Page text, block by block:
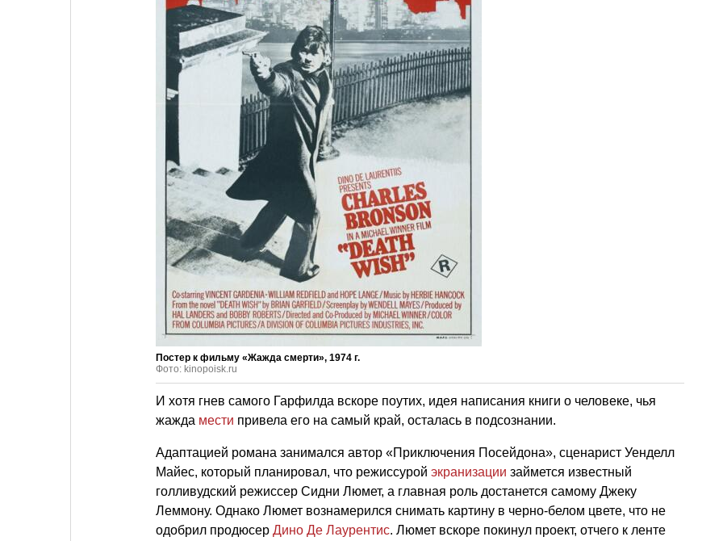
Постер к фильму «Жажда смерти», 1974 г.
Фото: kinopoisk.ru
И хотя гнев самого Гарфилда вскоре поутих, идея написания книги о человеке, чья
жажда мести привела его на самый край, осталась в подсознании.
Адаптацией романа занимался автор «Приключения Посейдона», сценарист Уенделл
Майес, который планировал, что режиссурой экранизации займется известный
голливудский режиссер Сидни Люмет, а главная роль достанется самому Джеку
Леммону. Однако Люмет вознамерился снимать картину в черно-белом цвете, что не
одобрил продюсер Дино Де Лаурентис. Люмет вскоре покинул проект, отчего к ленте